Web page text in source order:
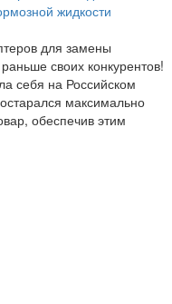
жидкости
для замены
своих конкурентов!
себя на Российском
максимально
обеспечив этим